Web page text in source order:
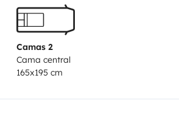
mensaje.
Camas 2
Cama central
165x195 cm